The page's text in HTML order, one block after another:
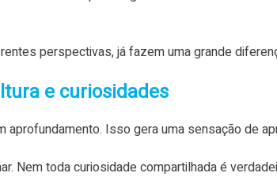
perspectivas, já fazem uma grande
e curiosidades
Isso gera uma sensação de
Nem toda curiosidade compartilhada é